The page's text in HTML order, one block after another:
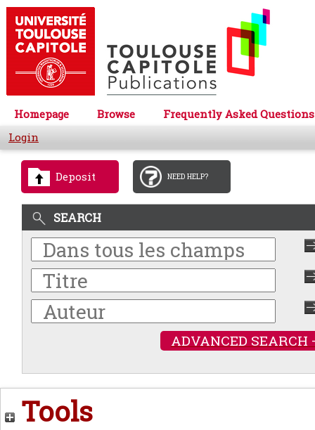
Homepage Browse
Frequently Asked Questions
Login
Deposit NEED HELP?
SEARCH
ADVANCED SEARCH
Tools